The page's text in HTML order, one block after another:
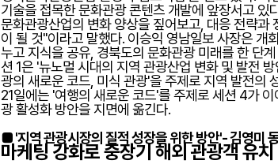
기술을 접목한 문화관광 콘텐츠 개발에 앞장서고
문화관광산업의 변화 양상을 짚어보고, 대응 전략
이 될 것"이라고 말했다. 이승익 영남일보 사장은 개
누고 지식을 공유, 경북도의 문화관광 미래를 한 단
션 1은 '뉴노멀 시대의 지역 관광산업 변화 및 발전
광의 새로운 코드, 미식 관광'을 주제로 지역 발전의
21일에는 '여행의 새로운 코드'를 주제로 세션 4가
광 활성화 방안을 지면에 옮긴다.
■ '지역 관광시장의 질적 성장을 위한 방안'- 김영미
마케팅 강화로 중장기 해외 관광객 유치